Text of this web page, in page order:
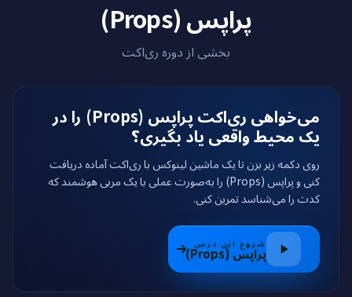
پراپس (Props)
بخشی از دوره ری‌اکت
می‌خواهی ری‌اکت پراپس (Props) را در
یک محیط واقعی یاد بگیری؟
روی دکمه زیر بزن تا یک ماشین لینوکس با ری‌اکت آماده دریافت
کنی و پراپس (Props) را به‌صورت عملی با یک مربی هوشمند که
کدت را می‌شناسد تمرین کنی.
شروع این درس
پراپس (Props)